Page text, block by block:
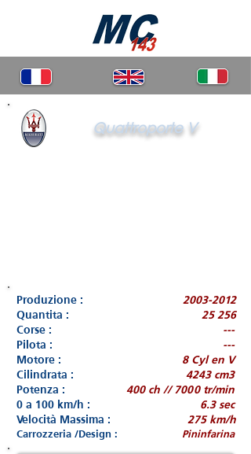
Quattroporte V
Produzione :
2003-2012
Quantita :
25 256
Corse :
---
Pilota :
---
Motore :
8 Cyl en V
Cilindrata :
4243 cm3
Potenza :
400 ch // 7000 tr/min
0 a 100 km/h :
6.3 sec
Velocità Massima :
275 km/h
Carrozzeria /Design : Pininfarina